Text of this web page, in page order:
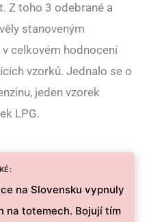
Z toho 3 odebrané a
stanoveným
celkovém hodnocení
vzorků. Jednalo se o
jeden vzorek
LPG.
na Slovensku vypnuly
na totemech. Bojují tím